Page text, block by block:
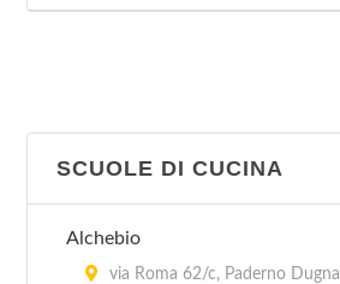
SCUOLE DI CUCINA
Alchebio
via Roma 62/c, Paderno